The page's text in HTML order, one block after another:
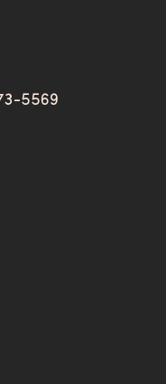
5569